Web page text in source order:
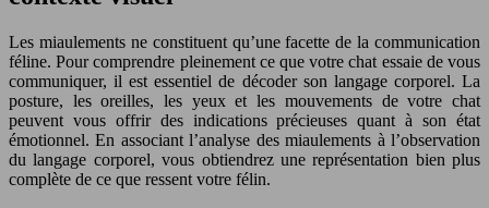
Les miaulements ne constituent qu’une facette de la communication
féline. Pour comprendre pleinement ce que votre chat essaie de vous
communiquer, il est essentiel de décoder son langage corporel. La
posture, les oreilles, les yeux et les mouvements de votre chat
peuvent vous offrir des indications précieuses quant à son état
émotionnel. En associant l’analyse des miaulements à l’observation
du langage corporel, vous obtiendrez une représentation bien plus
complète de ce que ressent votre félin.